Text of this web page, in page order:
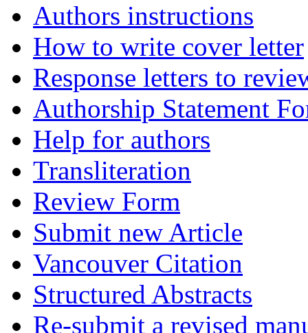
Authors instructions
How to write cover letter
Response letters to
Authorship Statement
Help for authors
Transliteration
Review Form
Submit new Article
Vancouver Citation
Structured Abstracts
Re-submit a revised